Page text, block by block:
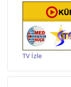
TV İzle